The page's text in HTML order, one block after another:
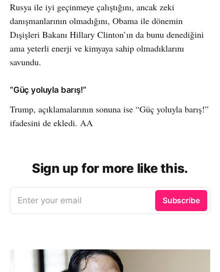
Rusya ile iyi geçinmeye çalıştığını, ancak zeki
danışmanlarının olmadığını, Obama ile dönemin
Dışişleri Bakanı Hillary Clinton’ın da bunu denediğini
ama yeterli enerji ve kimyaya sahip olmadıklarını
savundu.
“Güç yoluyla barış!”
Trump, açıklamalarının sonuna ise “Güç yoluyla barış!”
ifadesini de ekledi. AA
Sign up for more like this.
Enter your email Subscribe